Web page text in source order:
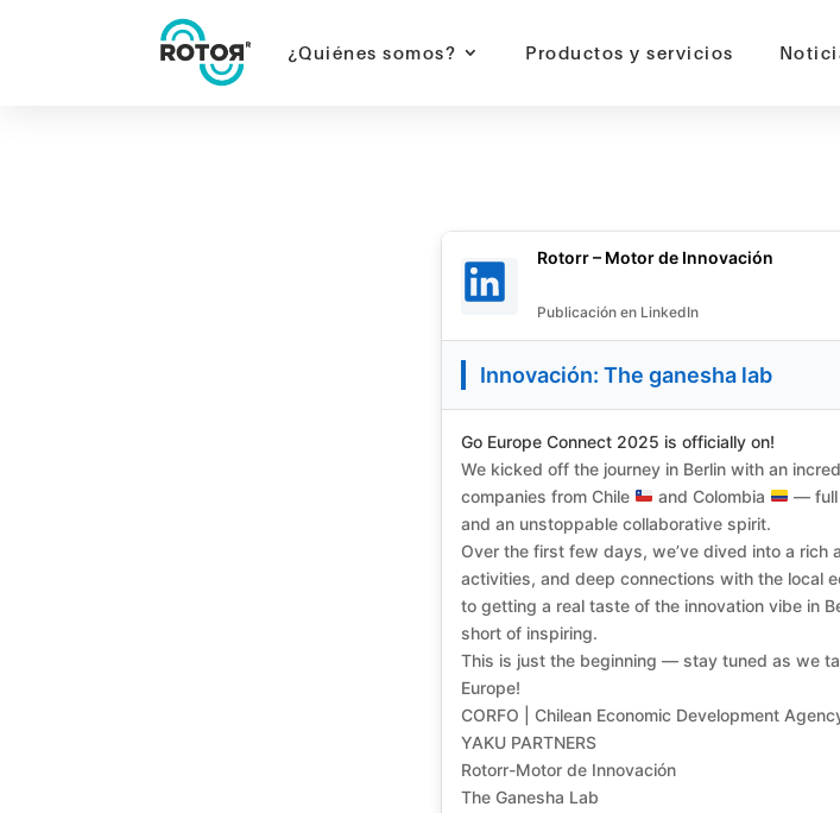
¿Quiénes somos? Productos y servicios
Innovación empresarial | Transformación digital | Colombia |
Rotorr – Motor de Innovación
Publicación en LinkedIn
Innovación: The ganesha lab
Go Europe Connect 2025 is officially on!
We kicked off the journey in Berlin with an
companies from Chile
and Colombia
— full
and an unstoppable collaborative spirit.
Over the first few days, we’ve dived into a rich
activities, and deep connections with the local
to getting a real taste of the innovation vibe in
short of inspiring.
This is just the beginning — stay tuned as we
Europe!
CORFO | Chilean Economic Development
YAKU PARTNERS
Rotorr-Motor de Innovación
The Ganesha Lab